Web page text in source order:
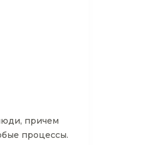
причем
процессы.